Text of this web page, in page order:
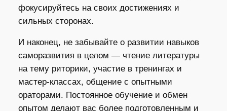
фокусируйтесь на своих достижениях и
сильных сторонах.
И наконец, не забывайте о развитии навыков
саморазвития в целом — чтение литературы
на тему риторики, участие в тренингах и
мастер-классах, общение с опытными
ораторами. Постоянное обучение и обмен
опытом делают вас более подготовленным и